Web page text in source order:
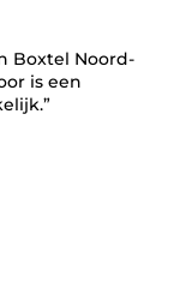
Boxtel Noord-
is een